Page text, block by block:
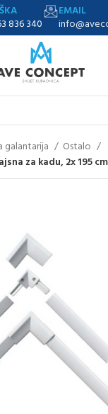
836 340
EMAIL
galantarija
Ostalo
za kadu, 2x 195